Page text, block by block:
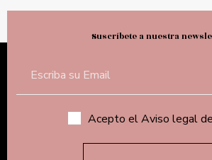
Suscríbete a nuestra
Acepto el Aviso legal